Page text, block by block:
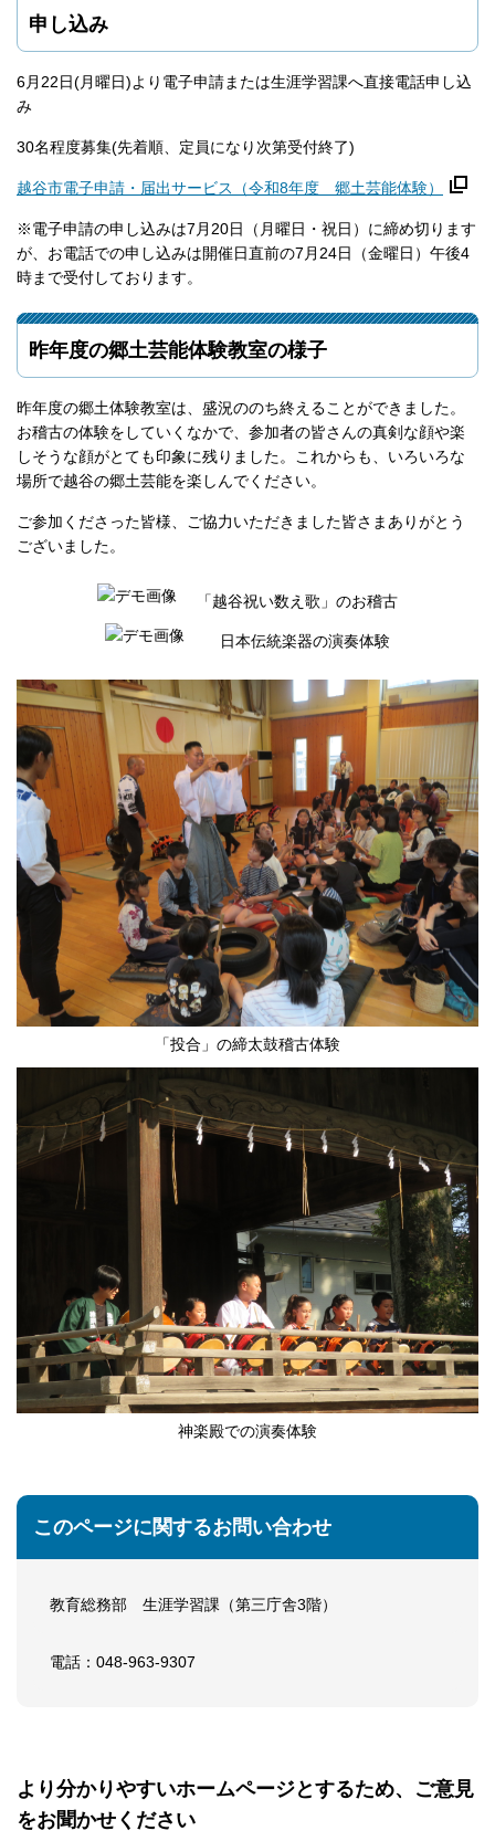
申し込み
6月22日(月曜日)より電子申請または生涯学習課へ直接電話申し込
み
30名程度募集(先着順、定員になり次第受付終了)
越谷市電子申請・届出サービス（令和8年度 郷土芸能体験）
※電子申請の申し込みは7月20日（月曜日・祝日）に締め切ります
が、お電話での申し込みは開催日直前の7月24日（金曜日）午後4
時まで受付しております。
昨年度の郷土芸能体験教室の様子
昨年度の郷土体験教室は、盛況ののち終えることができました。
お稽古の体験をしていくなかで、参加者の皆さんの真剣な顔や楽
しそうな顔がとても印象に残りました。これからも、いろいろな
場所で越谷の郷土芸能を楽しんでください。
ご参加くださった皆様、ご協力いただきました皆さまありがとう
ございました。
「越谷祝い数え歌」のお稽古
日本伝統楽器の演奏体験
「投合」の締太鼓稽古体験
神楽殿での演奏体験
このページに関するお問い合わせ
教育総務部 生涯学習課（第三庁舎3階）
電話：048-963-9307
より分かりやすいホームページとするため、ご意見
をお聞かせください